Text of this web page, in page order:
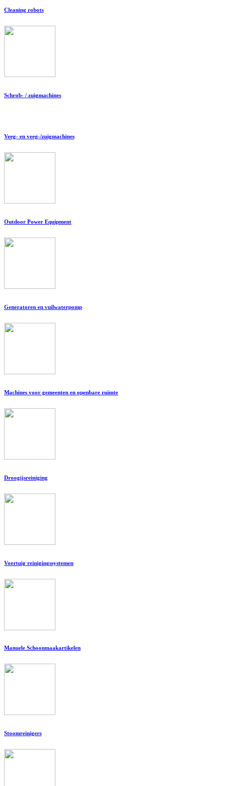
Cleaning robots
Schrob- / zuigmachines
Veeg- en veeg-/zuigmachines
Outdoor Power Equipment
Generatoren en vuilwaterpomp
Machines voor gemeenten en openbare ruimte
Droogijsreiniging
Voertuig reinigingssystemen
Manuele Schoonmaakartikelen
Stoomreinigers